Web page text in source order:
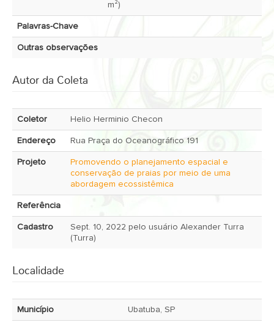
m²)
Palavras-Chave
Outras observações
Autor da Coleta
Coletor Helio Herminio Checon
Endereço Rua Praça do Oceanográfico 191
Projeto
Promovendo o planejamento espacial e
conservação de praias por meio de uma
abordagem ecossistêmica
Referência
Cadastro
Sept. 10, 2022 pelo usuário Alexander Turra
(Turra)
Localidade
Município Ubatuba, SP